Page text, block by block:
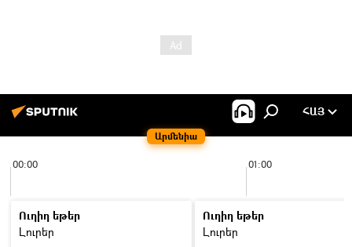
Արմենիա
ՀԱՅ
00:00 01:00
Ուղիղ եթեր
Լուրեր
Ուղիղ եթեր
Լուրեր